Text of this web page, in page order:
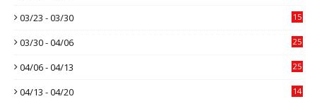
03/23 - 03/30 15
03/30 - 04/06 25
04/06 - 04/13 25
04/13 - 04/20 14